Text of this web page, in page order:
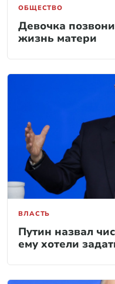
ОБЩЕСТВО
Девочка
жизнь матери
ВЛАСТЬ
Путин назвал
ему хотели